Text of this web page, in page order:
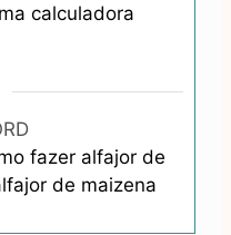
calculadora
fazer alfajor de
de maizena